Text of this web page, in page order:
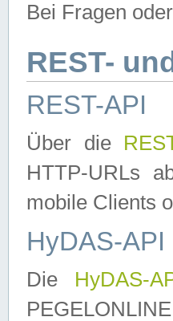
Bei Fragen
REST-
REST-API
Über die
HTTP-URLs
mobile Clients
HyDAS-API
Die HyDAS-